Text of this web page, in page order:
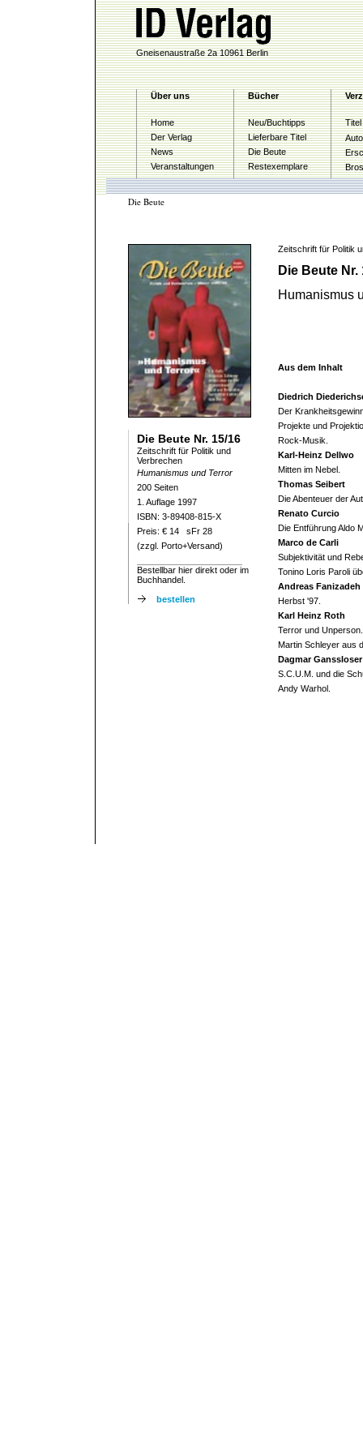
Gneisenaustraße 2a 10961 Berlin
Über uns
Home
Der Verlag
News
Veranstaltungen
Bücher
Neu/Buchtipps
Lieferbare Titel
Die Beute
Restexemplare
Die Beute
Die Beute Nr. 15/16
Zeitschrift für Politik und
Verbrechen
Humanismus und Terror
200 Seiten
1. Auflage 1997
ISBN: 3-89408-815-X
Preis: € 14 sFr 28
(zzgl. Porto+Versand)
Bestellbar hier direkt oder im
Buchhandel.
bestellen
Zeitschrift für Politik
Die Beute Nr.
Humanismus
Aus dem Inhalt
Diedrich
Der
Projekte und
Rock-Musik.
Karl-Heinz Dellwo
Mitten im Nebel.
Thomas Seibert
Die Abenteuer der
Renato Curcio
Die Entführung Aldo
Marco de Carli
Subjektivität und
Tonino Loris Paroli
Andreas Fanizadeh
Herbst '97.
Karl Heinz Roth
Terror und
Martin Schleyer aus
Dagmar Ganssloser
S.C.U.M. und die
Andy Warhol.